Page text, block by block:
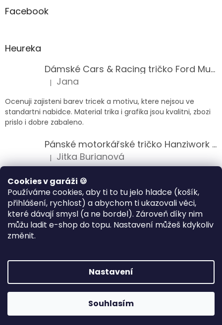
Cookies v garáži 🍪
Používáme cookies, aby ti to tu jelo hladce (košík,
přihlášení, rychlost) a abychom ti ukazovali věci,
které dávají smysl (a ne bordel). Zároveň díky nim
můžu ladit e-shop do topu. Nastavení můžeš kdykoliv
změnit.
Nastavení
Souhlasím
Facebook
Heureka
Dámské Cars & Racing tričko Ford Mustang 5. generace
Hodnocení produktu je 5 z 5 hvězdiček.
| Jana
Ocenuji zajisteni barev tricek a motivu, ktere nejsou ve
standartni nabidce. Material trika i grafika jsou kvalitni, zbozi
prislo i dobre zabaleno.
Pánské motorkářské tričko Hanziwork Custom Bobber
Hodnocení produktu je 5 z 5 hvězdiček.
| Jitka Burianová
Splnil očekávání na jedničku
Hodnocení produktu je 5 z 5 hvězdiček.
| Klára Musilová
Jsem velice spokojena, velmi kvalitni zbozi.
Vytvořil Shoptet